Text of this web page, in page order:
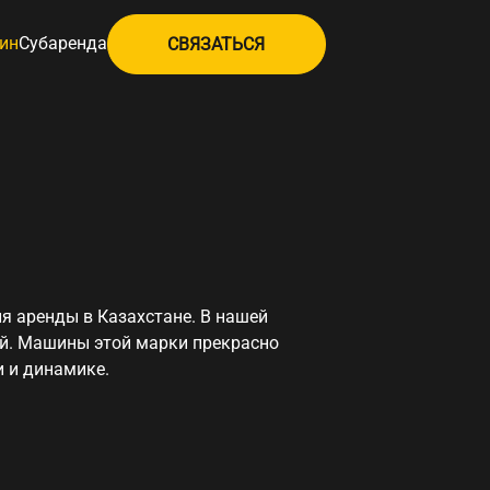
Субаренда СВЯЗАТЬСЯ
аренды в Казахстане. В нашей
Машины этой марки прекрасно
и динамике.